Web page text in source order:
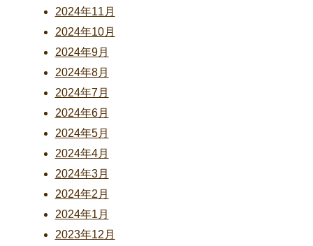
2024年11月
2024年10月
2024年9月
2024年8月
2024年7月
2024年6月
2024年5月
2024年4月
2024年3月
2024年2月
2024年1月
2023年12月